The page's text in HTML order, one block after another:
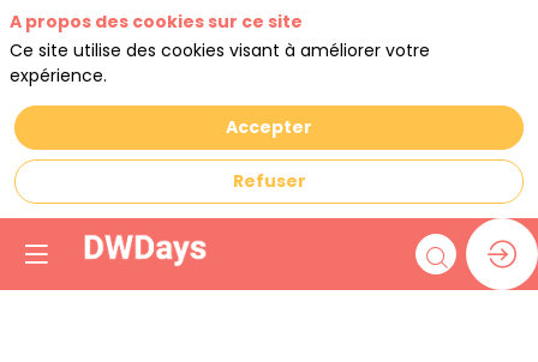
A propos des cookies sur ce site
Ce site utilise des cookies visant à améliorer votre
expérience.
Accepter
Refuser